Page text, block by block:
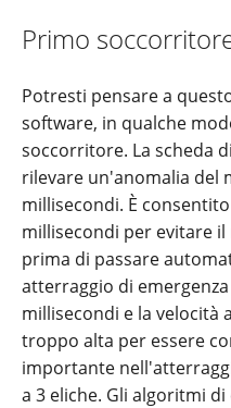
Primo
Potresti pensare a
software, in qualche
soccorritore. La scheda
rilevare un'anomalia del
millisecondi. È
millisecondi per evitare
prima di passare
atterraggio di
millisecondi e la velocità
troppo alta per essere
importante
a 3 eliche. Gli algoritmi